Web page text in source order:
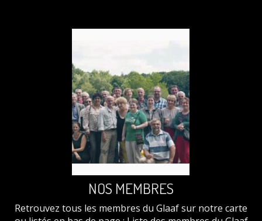
NOS MEMBRES
Retrouvez tous les membres du Glaaf sur notre carte